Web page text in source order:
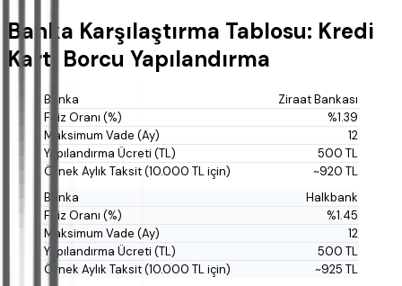
Banka Karşılaştırma Tablosu: Kredi
Kartı Borcu Yapılandırma
Ziraat Bankası
%1.39
12
500 TL
~920 TL
Halkbank
%1.45
12
500 TL
~925 TL